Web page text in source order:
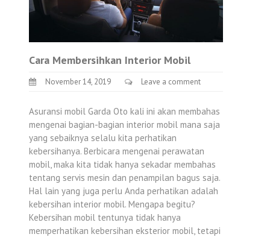
Cara Membersihkan Interior Mobil
November 14, 2019 Leave a comment
Asuransi mobil Garda Oto kali ini akan membahas
mengenai bagian-bagian interior mobil mana saja
yang sebaiknya selalu kita perhatikan
kebersihanya. Berbicara mengenai perawatan
mobil, maka kita tidak hanya sekadar membahas
tentang servis mesin dan penampilan bagus saja.
Hal lain yang juga perlu Anda perhatikan adalah
kebersihan interior mobil. Mengapa begitu?
Kebersihan mobil tentunya tidak hanya
memperhatikan kebersihan eksterior mobil, tetapi